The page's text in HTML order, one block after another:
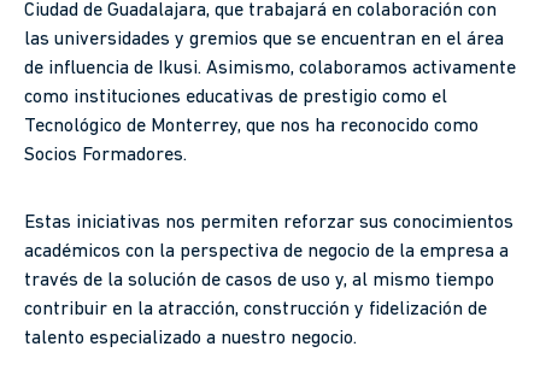
Ciudad de Guadalajara, que trabajará en colaboración con
las universidades y gremios que se encuentran en el área
de influencia de Ikusi. Asimismo, colaboramos activamente
como instituciones educativas de prestigio como el
Tecnológico de Monterrey, que nos ha reconocido como
Socios Formadores.
Estas iniciativas nos permiten reforzar sus conocimientos
académicos con la perspectiva de negocio de la empresa a
través de la solución de casos de uso y, al mismo tiempo
contribuir en la atracción, construcción y fidelización de
talento especializado a nuestro negocio.